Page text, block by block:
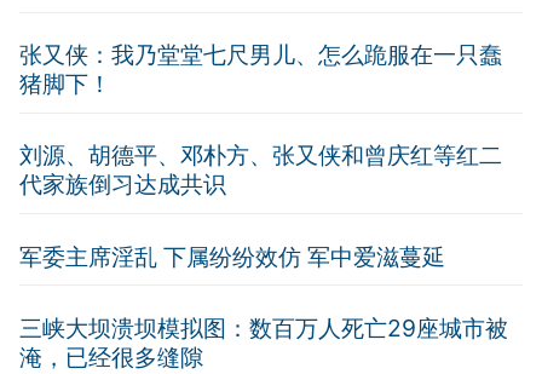
张又侠：我乃堂堂七尺男儿、怎么跪服在一只蠢
猪脚下！
刘源、胡德平、邓朴方、张又侠和曾庆红等红二
代家族倒习达成共识
军委主席淫乱 下属纷纷效仿 军中爱滋蔓延
三峡大坝溃坝模拟图：数百万人死亡29座城市被
淹，已经很多缝隙